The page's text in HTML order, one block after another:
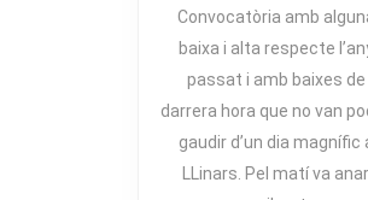
Convocatòria amb
baixa i alta respecte
passat i amb baixes de
darrera hora que no van
gaudir d’un dia magnífic
LLinars. Pel matí va anar